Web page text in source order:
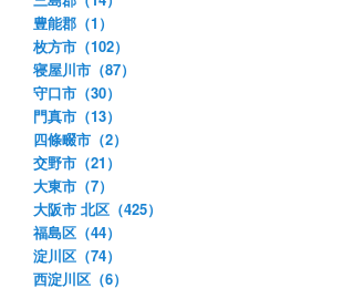
豊能郡（1）
枚方市（102）
寝屋川市（87）
守口市（30）
門真市（13）
四條畷市（2）
交野市（21）
大東市（7）
大阪市 北区（425）
福島区（44）
淀川区（74）
西淀川区（6）